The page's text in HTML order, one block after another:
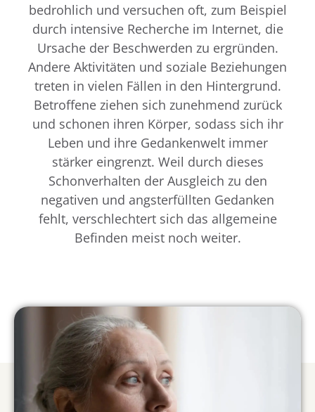
bedrohlich und versuchen oft, zum Beispiel
durch intensive Recherche im Internet, die
Ursache der Beschwerden zu ergründen.
Andere Aktivitäten und soziale Beziehungen
treten in vielen Fällen in den Hintergrund.
Betroffene ziehen sich zunehmend zurück
und schonen ihren Körper, sodass sich ihr
Leben und ihre Gedankenwelt immer
stärker eingrenzt. Weil durch dieses
Schonverhalten der Ausgleich zu den
negativen und angsterfüllten Gedanken
fehlt, verschlechtert sich das allgemeine
Befinden meist noch weiter.